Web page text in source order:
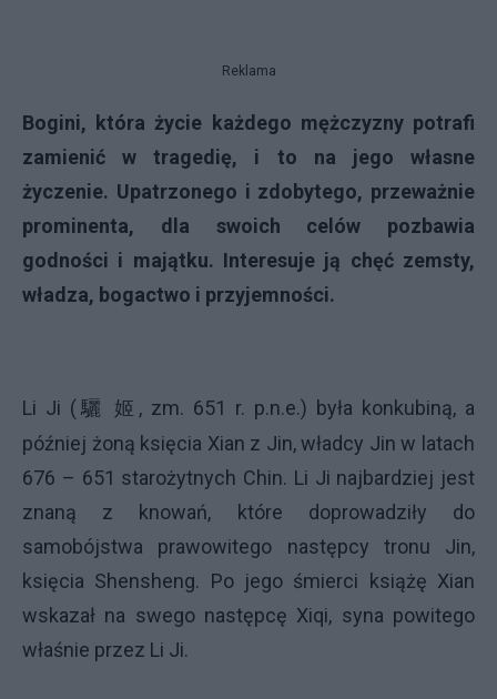
Reklama
Bogini, która życie każdego mężczyzny potrafi
zamienić w tragedię, i to na jego własne
życzenie. Upatrzonego i zdobytego, przeważnie
prominenta, dla swoich celów pozbawia
godności i majątku. Interesuje ją chęć zemsty,
władza, bogactwo i przyjemności.
Li Ji ( 驪 姬 , zm. 651 r. p.n.e.) była konkubiną, a
później żoną księcia Xian z Jin, władcy Jin w latach
676 – 651 starożytnych Chin. Li Ji najbardziej jest
znaną z knowań, które doprowadziły do
samobójstwa prawowitego następcy tronu Jin,
księcia Shensheng. Po jego śmierci książę Xian
wskazał na swego następcę Xiqi, syna powitego
właśnie przez Li Ji.